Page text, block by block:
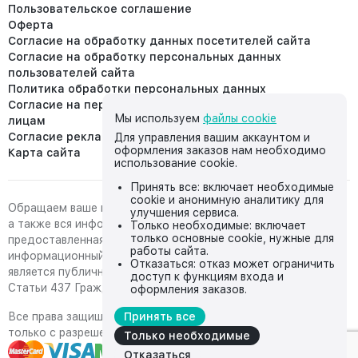
Пользовательское соглашение
Оферта
Согласие на обработку данных посетителей сайта
Согласие на обработку персональных данных
пользователей сайта
Политика обработки персональных данных
Согласие на передачу персональных данных третьим
лицам
Согласие реклама
Карта сайта
Обращаем ваше внимание на то, что данный интернет-сайт,
а также вся информация о товарах и ценах,
предоставленная на нём, носит исключительно
информационный характер и ни при каких условиях не
является публичной офертой, определяемой положениями
Статьи 437 Гражданского кодекса Российской Федерации.
Все права защищены, любое копирование с сайта возможно
только с разрешения владельца сайта
Мы используем файлы cookie
Для управления вашим аккаунтом и
оформления заказов нам необходимо
использование cookie.
Принять все: включает необходимые
cookie и анонимную аналитику для
улучшения сервиса.
Только необходимые: включает
только основные cookie, нужные для
работы сайта.
Отказаться: отказ может ограничить
доступ к функциям входа и
оформления заказов.
Принять все
Только необходимые
Отказаться